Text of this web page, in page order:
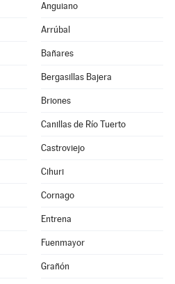
Anguiano
Arrúbal
Bañares
Bergasillas Bajera
Briones
Canillas de Río Tuerto
Castroviejo
Cihuri
Cornago
Entrena
Fuenmayor
Grañón